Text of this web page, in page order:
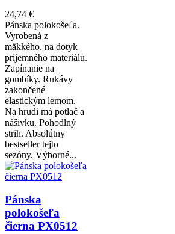
24,74 €
Pánska polokošeľa.
Vyrobená z
mäkkého, na dotyk
príjemného materiálu.
Zapínanie na
gombíky. Rukávy
zakončené
elastickým lemom.
Na hrudi má potlač a
nášivku. Pohodlný
strih. Absolútny
bestseller tejto
sezóny. Výborné...
Pánska
polokošeľa
čierna PX0512